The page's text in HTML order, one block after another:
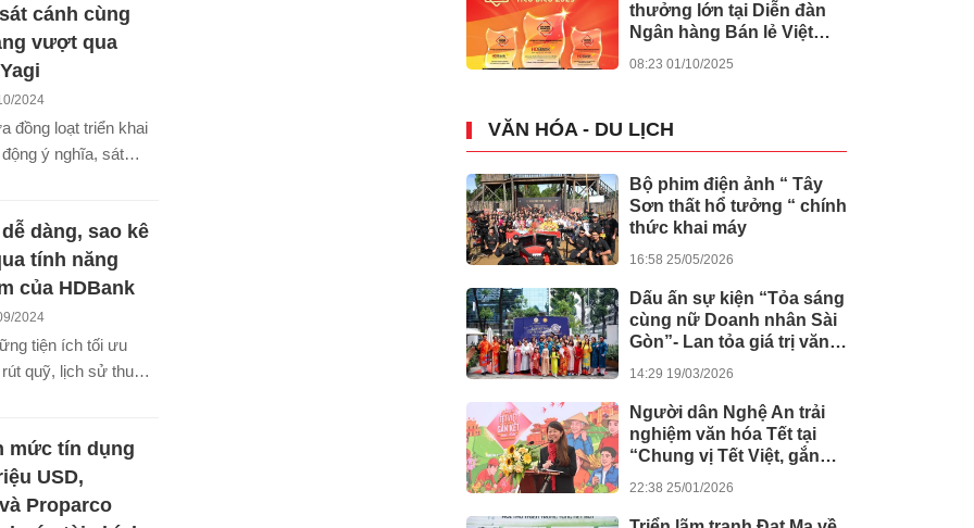
1 triệu đồng thông
cấp tín dụng mua
ứng dụng PVOIL
cánh cùng
vượt qua
2024
đồng loạt triển khai
ý nghĩa, sát
dàng, sao kê
tính năng
của HDBank
2024
tiện ích tối ưu
quỹ, lịch sử thu
năng Quỹ nhóm
là lựa chọn của
hàng khi mở quỹ
mức tín dụng
USD,
Proparco
thưởng lớn tại Diễn đàn
Ngân hàng Bán lẻ Việt
08:23 01/10/2025
VĂN HÓA - DU LỊCH
Bộ phim điện ảnh “ Tây
Sơn thất hổ tưởng “ chính
thức khai máy
16:58 25/05/2026
Dấu ấn sự kiện “Tỏa sáng
cùng nữ Doanh nhân Sài
Gòn”- Lan tỏa giá trị văn
Chính phủ
14:29 19/03/2026
Người dân Nghệ An trải
nghiệm văn hóa Tết tại
“Chung vị Tết Việt, gắn
22:38 25/01/2026